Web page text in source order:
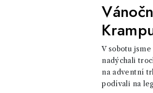
V sobotu
nadýchali
na adventní
podívali na